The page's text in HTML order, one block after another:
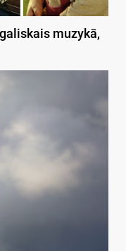
muzykā,